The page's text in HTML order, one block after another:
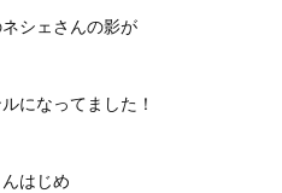
シェさんの影が
になってました！
はじめ